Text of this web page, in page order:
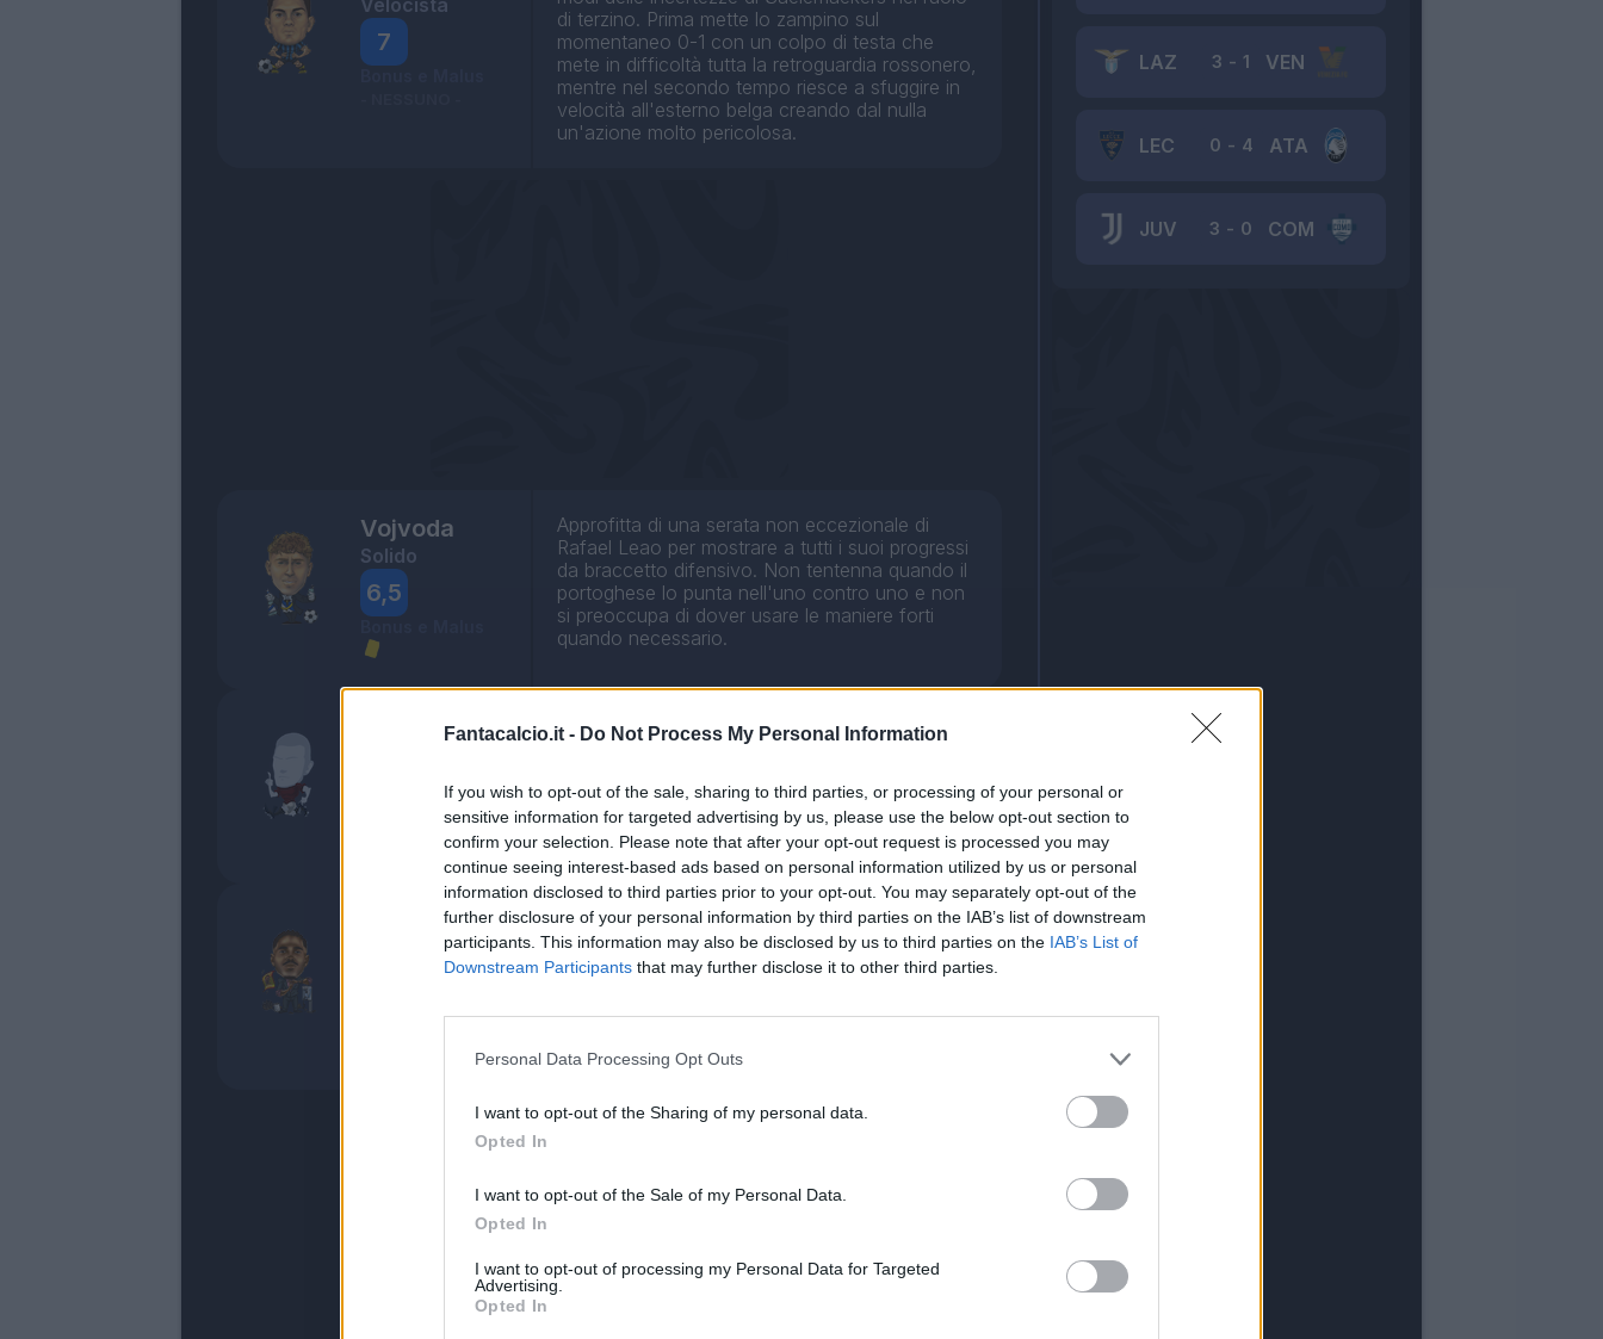
Fantacalcio.it - Do Not Process My Personal Information
If you wish to opt-out of the sale, sharing to third parties, or processing of your personal or
sensitive information for targeted advertising by us, please use the below opt-out section to
confirm your selection. Please note that after your opt-out request is processed you may
continue seeing interest-based ads based on personal information utilized by us or personal
information disclosed to third parties prior to your opt-out. You may separately opt-out of the
further disclosure of your personal information by third parties on the IAB’s list of downstream
participants. This information may also be disclosed by us to third parties on the IAB’s List of
Downstream Participants that may further disclose it to other third parties.
Personal Data Processing Opt Outs
I want to opt-out of the Sharing of my personal data.
Opted In
I want to opt-out of the Sale of my Personal Data.
Opted In
I want to opt-out of processing my Personal Data for Targeted
Advertising.
Opted In
Velocista
7
di terzino. Prima mette lo zampino sul
momentaneo 0-1 con un colpo di testa che
mete in difficoltà tutta la retroguardia rossonero,
mentre nel secondo tempo riesce a sfuggire in
velocità all'esterno belga creando dal nulla
un'azione molto pericolosa.
Vojvoda
Solido
6,5
Approfitta di una serata non eccezionale di
Rafael Leao per mostrare a tutti i suoi progressi
da braccetto difensivo. Non tentenna quando il
portoghese lo punta nell'uno contro uno e non
si preoccupa di dover usare le maniere forti
quando necessario.
Sazonov
Bonus e Malus
- NESSUNO -
Il suo ingresso è il punto di svolta, in negativo,
per il Torino. Prima si fa anticipare da Morata
accorge dell'inserimento di Okafor lasciando
troppo spazio al rossonero per coordinarsi e
trovare il definitivo 2-2.
Interessante
Bonus e Malus
Dover raccogliere l'eredità di Buongiorno
poteva non essere esattamente facile, così
come esordire a San Siro nella sua prima in
revocato poi dal VAR.
LAZ VEN
3 - 1
LEC ATA
0 - 4
JUV COM
3 - 0